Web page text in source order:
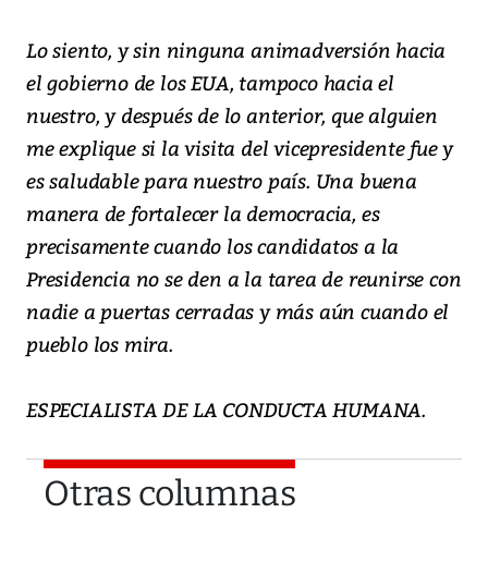
Lo siento, y sin ninguna animadversión hacia
el gobierno de los EUA, tampoco hacia el
nuestro, y después de lo anterior, que alguien
me explique si la visita del vicepresidente fue y
es saludable para nuestro país. Una buena
manera de fortalecer la democracia, es
precisamente cuando los candidatos a la
Presidencia no se den a la tarea de reunirse con
nadie a puertas cerradas y más aún cuando el
pueblo los mira.
ESPECIALISTA DE LA CONDUCTA HUMANA.
Otras columnas